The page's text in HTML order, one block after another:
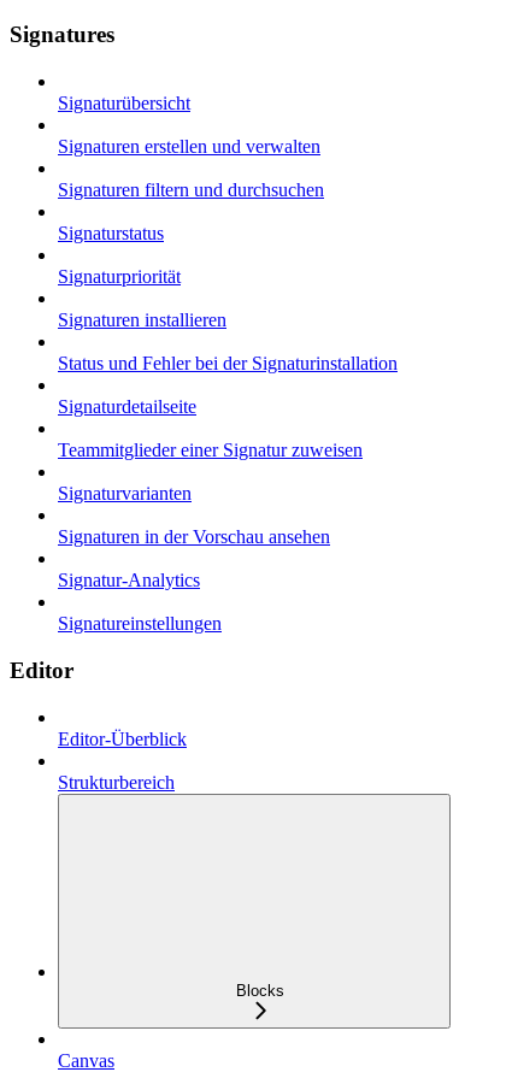
Signatures
Signaturübersicht
Signaturen erstellen und verwalten
Signaturen filtern und durchsuchen
Signaturstatus
Signaturpriorität
Signaturen installieren
Status und Fehler bei der Signaturinstallation
Signaturdetailseite
Teammitglieder einer Signatur zuweisen
Signaturvarianten
Signaturen in der Vorschau ansehen
Signatur-Analytics
Signatureinstellungen
Editor
Editor-Überblick
Strukturbereich
Blocks
Canvas